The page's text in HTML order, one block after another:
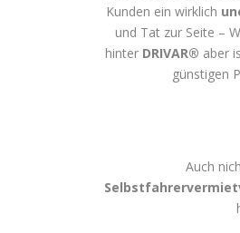
Kunden ein wirklich
und Tat zur Seite –
hinter DRIVAR® aber
günstigen
Auch